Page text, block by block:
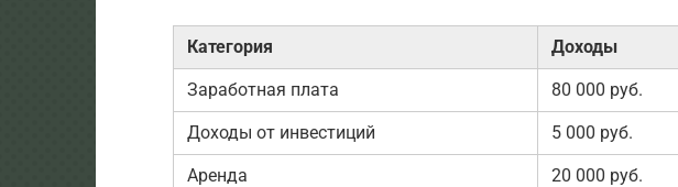
Категория Доходы
Заработная плата 80 000 руб.
Доходы от инвестиций 5 000 руб.
Аренда 20 000 руб.